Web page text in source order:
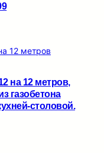
на 12 метров,
газобетона
столовой.